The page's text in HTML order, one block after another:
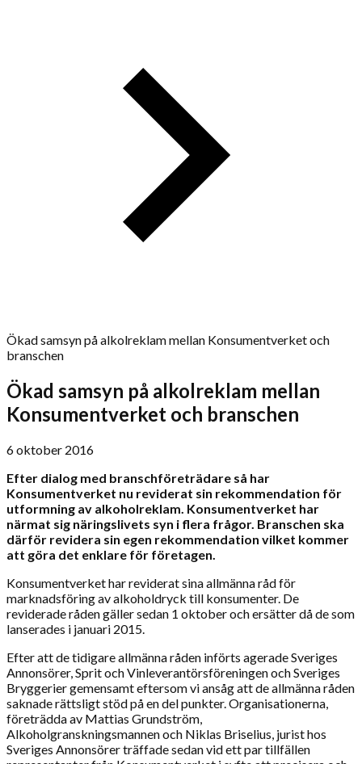
Ökad samsyn på alkolreklam mellan Konsumentverket och
branschen
Ökad samsyn på alkolreklam mellan
Konsumentverket och branschen
6 oktober 2016
Efter dialog med branschföreträdare så har
Konsumentverket nu reviderat sin rekommendation för
utformning av alkoholreklam. Konsumentverket har
närmat sig näringslivets syn i flera frågor. Branschen ska
därför revidera sin egen rekommendation vilket kommer
att göra det enklare för företagen.
Konsumentverket har reviderat sina allmänna råd för
marknadsföring av alkoholdryck till konsumenter. De
reviderade råden gäller sedan 1 oktober och ersätter då de som
lanserades i januari 2015.
Efter att de tidigare allmänna råden införts agerade Sveriges
Annonsörer, Sprit och Vinleverantörsföreningen och Sveriges
Bryggerier gemensamt eftersom vi ansåg att de allmänna råden
saknade rättsligt stöd på en del punkter. Organisationerna,
företrädda av Mattias Grundström,
Alkoholgranskningsmannen och Niklas Briselius, jurist hos
Sveriges Annonsörer träffade sedan vid ett par tillfällen